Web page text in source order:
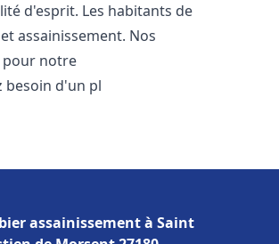
d'esprit. Les habitants de
assainissement. Nos
pour notre
besoin d'un pl
assainissement à Saint